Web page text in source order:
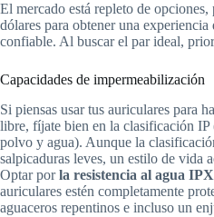
El mercado está repleto de opciones,
dólares para obtener una
confiable. Al buscar el par ideal,
Capacidades de impermeabilización
Si piensas usar tus auriculares para
libre, fíjate bien en la clasificación IP
polvo y agua). Aunque la
salpicaduras leves, un estilo de vida
Optar porla resistencia al agua
auriculares estén completamente
aguaceros repentinos e incluso un